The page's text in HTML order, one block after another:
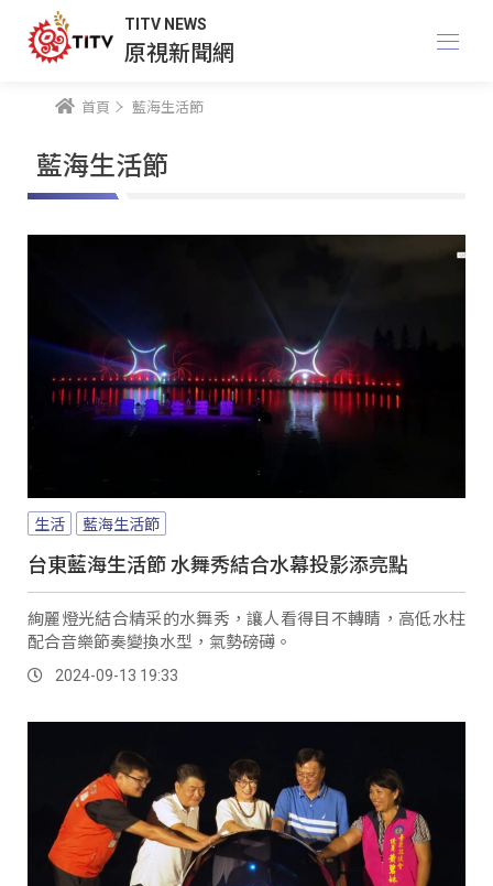
TITV NEWS
原視新聞網
首頁 藍海生活節
藍海生活節
生活 藍海生活節
台東藍海生活節 水舞秀結合水幕投影添亮點
絢麗燈光結合精采的水舞秀，讓人看得目不轉睛，高低水柱
配合音樂節奏變換水型，氣勢磅礡。
2024-09-13 19:33